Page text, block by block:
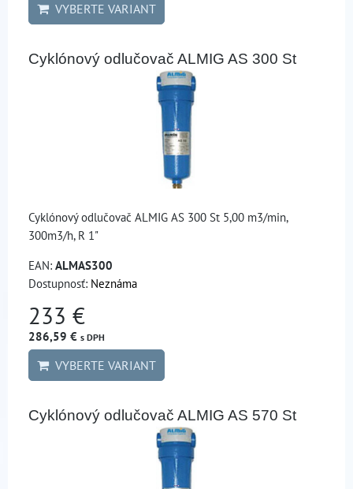
VYBERTE VARIANT
Cyklónový odlučovač ALMIG AS 300 St
Cyklónový odlučovač ALMIG AS 300 St 5,00 m3/min,
300m3/h, R 1"
EAN: ALMAS300
Dostupnosť: Neznáma
233 €
286,59 € s DPH
VYBERTE VARIANT
Cyklónový odlučovač ALMIG AS 570 St